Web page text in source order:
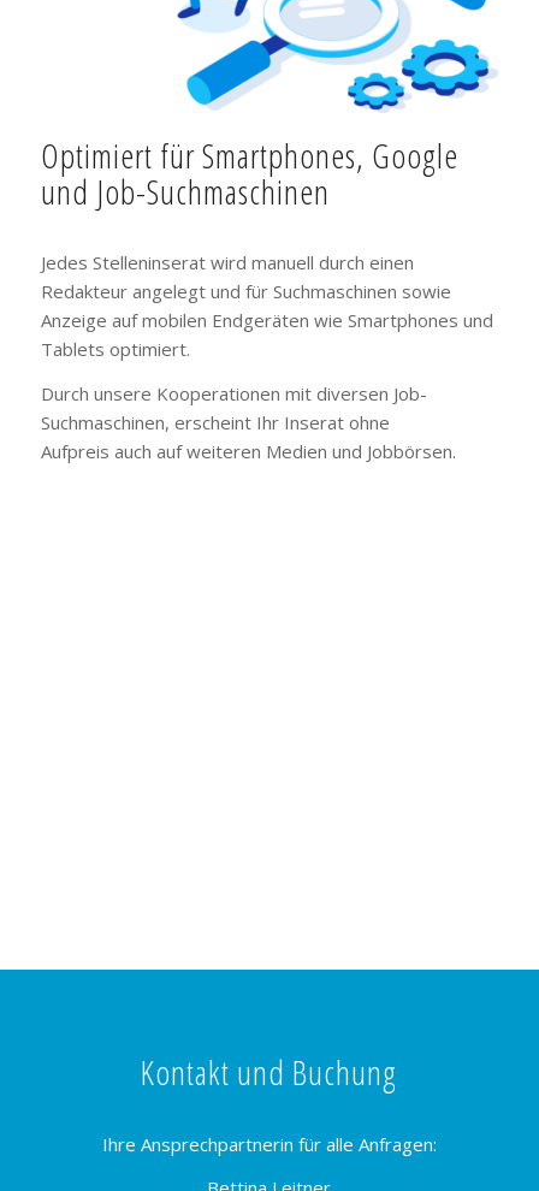
Optimiert für Smartphones, Google
und Job-Suchmaschinen
Jedes Stelleninserat wird manuell durch einen
Redakteur angelegt und für Suchmaschinen sowie
Anzeige auf mobilen Endgeräten wie Smartphones und
Tablets optimiert.
Durch unsere Kooperationen mit diversen Job-
Suchmaschinen, erscheint Ihr Inserat ohne
Aufpreis auch auf weiteren Medien und Jobbörsen.
Kontakt und Buchung
Ihre Ansprechpartnerin für alle Anfragen: